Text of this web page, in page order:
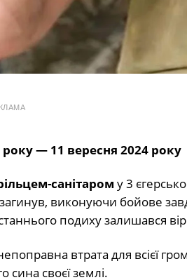
— 11 вересня 2024 року
санітаром у 3
виконуючи бойове
подиху залишався
втрата для всієї
сина своєї землі.